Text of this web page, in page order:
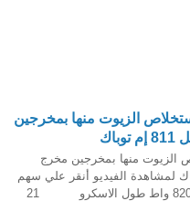
الزيوت منها بمخرجين
الزيوت منها بمخرجين مخرج
الفضلات موديل 811 إم توباك لمشاهدة الفيديو أنقر علي سهم
التشغيل المواصفات الطاقة 820 واط طول الاسكرو 21